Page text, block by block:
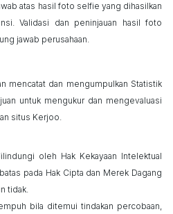
atas hasil foto selfie yang dihasilkan
Validasi dan peninjauan hasil foto
jawab perusahaan.
mencatat dan mengumpulkan Statistik
untuk mengukur dan mengevaluasi
situs Kerjoo.
oleh Hak Kekayaan Intelektual
pada Hak Cipta dan Merek Dagang
tidak.
bila ditemui tindakan percobaan,